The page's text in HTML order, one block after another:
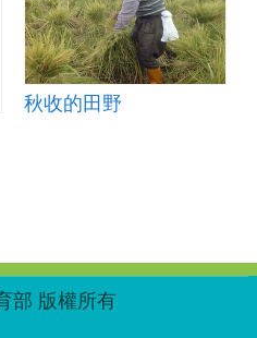
秋收的田野
部 版權所有